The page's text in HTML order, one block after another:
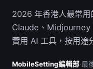
2026 年香港人最常用
Claude、Midjourney
實用 AI 工具，按用途
MobileSetting編輯部·最